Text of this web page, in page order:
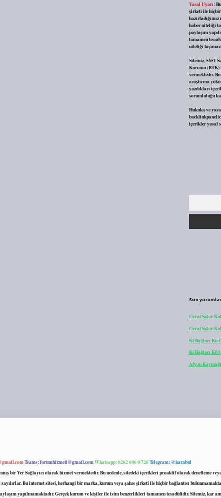
Yasal Uyarı:
şirketi ile hiçbir
haber niteliği
paylaşım
tamamen
niteliği
Sitemiz, 5651
Kurumu (BTK)
vermektedir.
araştırma
yazdıkları
sorumluluğu
Hukuka ve
içerikler yasal
Son yorumlar
Cevat Şakir
Cevat Şakir
Ki Bağlacı Kü
Ki Bağlacı Kü
Afyon
Teams:forumhizmeti@gmail.comWhatsapp: 0262 606 0 726Telegram: @karabul
bir Yer Sağlayıcı olarak hizmet vermektedir. Bu nedenle, sitedeki içerikleri proaktif olarak denetleme
Bu internet sitesi, herhangi bir marka, kurum veya şahıs şirketi ile hiçbir bağlantısı
yapılmamaktadır. Gerçek kurum ve kişiler ile isim benzerlikleri tamamen tesadüfidir. Sitemiz, kar